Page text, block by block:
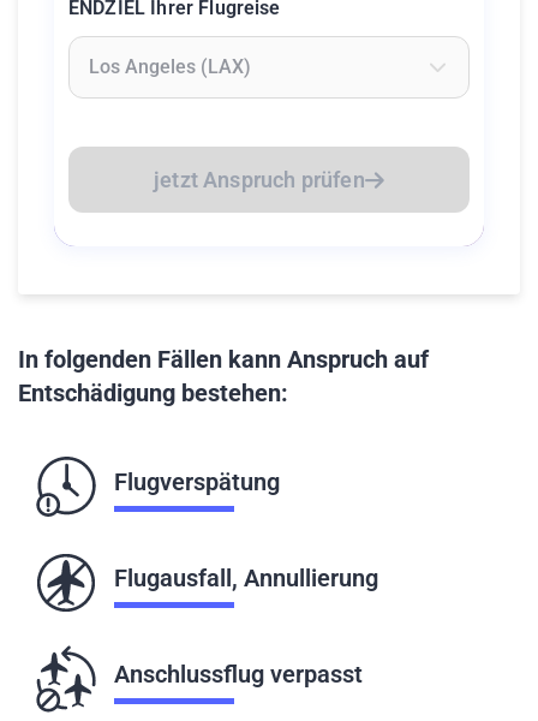
ENDZIEL Ihrer Flugreise
jetzt Anspruch prüfen
In folgenden Fällen kann Anspruch auf
Entschädigung bestehen:
Flugverspätung
Flugausfall, Annullierung
Anschlussflug verpasst